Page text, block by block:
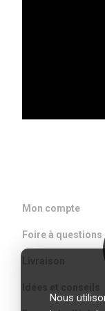
Mon compte
Foire à questions
Nous